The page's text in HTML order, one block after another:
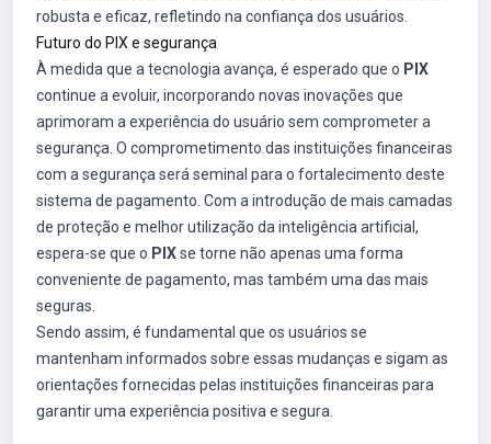
robusta e eficaz, refletindo na confiança dos usuários.
Futuro do PIX e segurança
À medida que a tecnologia avança, é esperado que o PIX
continue a evoluir, incorporando novas inovações que
aprimoram a experiência do usuário sem comprometer a
segurança. O comprometimento das instituições financeiras
com a segurança será seminal para o fortalecimento deste
sistema de pagamento. Com a introdução de mais camadas
de proteção e melhor utilização da inteligência artificial,
espera-se que o PIXse torne não apenas uma forma
conveniente de pagamento, mas também uma das mais
seguras.
Sendo assim, é fundamental que os usuários se
mantenham informados sobre essas mudanças e sigam as
orientações fornecidas pelas instituições financeiras para
garantir uma experiência positiva e segura.